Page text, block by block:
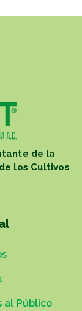
de la
los Cultivos
al Público